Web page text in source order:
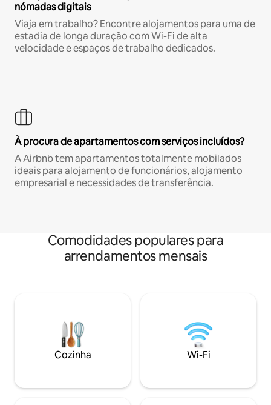
nómadas digitais
Viaja em trabalho? Encontre alojamentos para uma de
estadia de longa duração com Wi-Fi de alta
velocidade e espaços de trabalho dedicados.
À procura de apartamentos com serviços incluídos?
A Airbnb tem apartamentos totalmente mobilados
ideais para alojamento de funcionários, alojamento
empresarial e necessidades de transferência.
Comodidades populares para
arrendamentos mensais
Cozinha Wi-Fi